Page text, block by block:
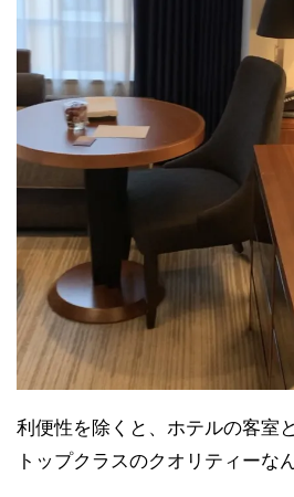
利便性を除くと、ホテルの客室
トップクラスのクオリティーな